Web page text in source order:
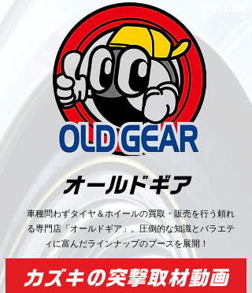
​オールドギア
車種問わずタイヤ＆ホイールの買取・販売を行う頼れ
る専門店「オールドギア」。圧倒的な知識とバラエテ
ィに富んだラインナップのブースを展開！
カズキの突撃取材動画